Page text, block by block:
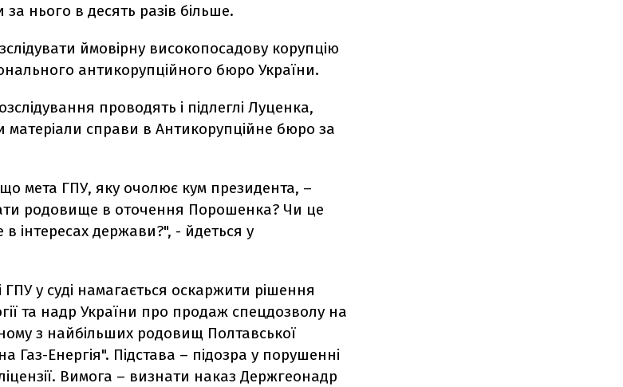
нього в десять разів більше.
ймовірну високопосадову корупцію
антикорупційного бюро України.
проводять і підлеглі Луценка,
матеріали справи в Антикорупційне бюро за
мета ГПУ, яку очолює кум президента, –
родовище в оточення Порошенка? Чи це
в інтересах держави?", - йдеться у
у суді намагається оскаржити рішення
та надр України про продаж спецдозволу на
з найбільших родовищ Полтавської
Газ-Енергія". Підстава – підозра у порушенні
Вимога – визнати наказ Держгеонадр